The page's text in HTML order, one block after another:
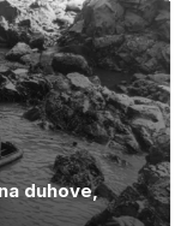
duhove,